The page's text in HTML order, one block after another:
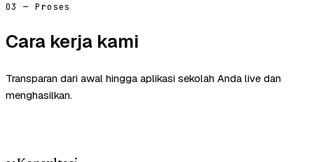
03 — Proses
Cara kerja kami
Transparan dari awal hingga aplikasi sekolah Anda live dan
menghasilkan.